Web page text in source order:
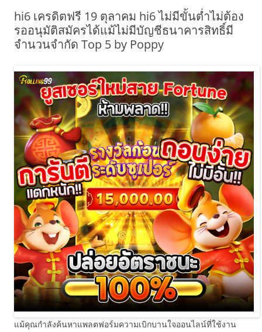
hi6 เครดิตฟรี 19 ตุลาคม hi6 ไม่มีขั้นต่ำไม่ต้อง
รออนุมัติสมัครได้แม้ไม่มีบัญชีธนาคารสิทธิ์มี
จำนวนจำกัด Top 5 by Poppy
แม้คุณกำลังค้นหาแพลตฟอร์มความเบิกบานใจออนไลน์ที่ใช้งาน